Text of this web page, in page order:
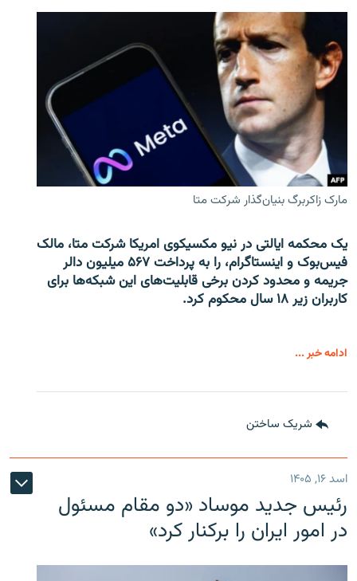
مارک زاکربرگ بنیان‌گذار شرکت متا
یک محکمه ایالتی در نیو مکسیکوی امریکا شرکت متا، مالک
فیس‌بوک و اینستاگرام، را به پرداخت ۵۶۷ میلیون دالر
جریمه و محدود کردن برخی قابلیت‌های این شبکه‌ها برای
کاربران زیر ۱۸ سال محکوم کرد.
ادامه خبر ...
شریک ساختن
اسد ۱۶, ۱۴۰۵
رئیس جدید موساد «دو مقام مسئول
در امور ایران را برکنار کرد»